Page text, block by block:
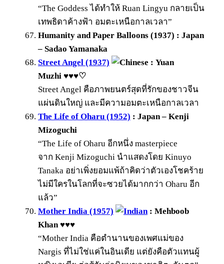
“The Goddess ได้ทำให้ Ruan Lingyu กลายเป็น
เทพธิดาค้างฟ้า อมตะเหนือกาลเวลา”
Humanity and Paper Balloons (1937) : Japan
– Sadao Yamanaka
Street Angel (1937)
: Yuan
Muzhi ♥♥♥♡
Street Angel คือภาพยนตร์สุดที่รักของชาวจีน
แผ่นดินใหญ่ และมีความอมตะเหนือกาลเวลา
The Life of Oharu (1952) : Japan – Kenji
Mizoguchi
“The Life of Oharu อีกหนึ่ง masterpiece
จาก Kenji Mizoguchi นำแสดงโดย Kinuyo
Tanaka อย่าเพิ่งยอมแพ้ถ้าคิดว่าตัวเองโชคร้าย
ไม่มีใครในโลกที่จะซวยได้มากกว่า Oharu อีก
แล้ว”
Mother India (1957)
: Mehboob
Khan ♥♥♥
“Mother India คือตำนานของเพศแม่ของ
Nargis ที่ไม่ใช่แค่ในอินเดีย แต่ยังคือตัวแทนผู้